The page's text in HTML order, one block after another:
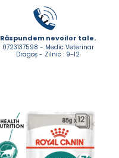
Răspundem nevoilor tale.
0723137598 - Medic Veterinar
Dragoș - Zilnic : 9-12